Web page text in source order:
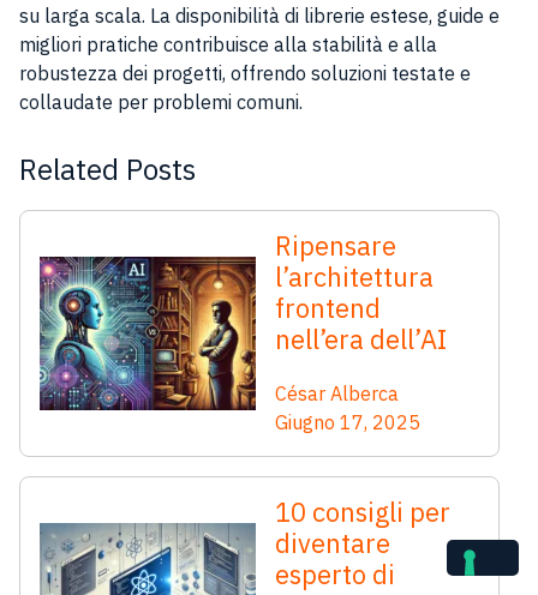
su larga scala. La disponibilità di librerie estese, guide e
migliori pratiche contribuisce alla stabilità e alla
robustezza dei progetti, offrendo soluzioni testate e
collaudate per problemi comuni.
Related Posts
Ripensare
l’architettura
frontend
nell’era dell’AI
César Alberca
Giugno 17, 2025
10 consigli per
diventare
esperto di